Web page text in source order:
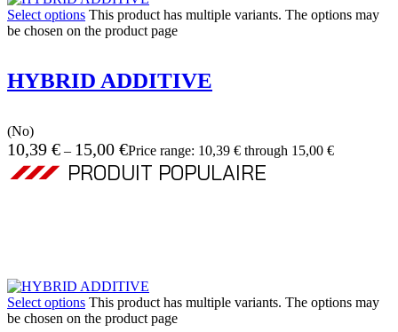
Select options This product has multiple variants. The options may
be chosen on the product page
HYBRID ADDITIVE
(No)
10,39 € – 15,00 €Price range: 10,39 € through 15,00 €
PRODUIT POPULAIRE
Select options This product has multiple variants. The options may
be chosen on the product page